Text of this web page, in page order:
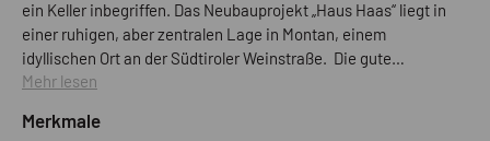
ein Keller inbegriffen. Das Neubauprojekt „Haus Haas“ liegt in
einer ruhigen, aber zentralen Lage in Montan, einem
idyllischen Ort an der Südtiroler Weinstraße. Die gute
Anbindung an Bozen und Auer garantiert Ihnen die Nähe zu
der Ruhe und Natur der Umgebung profitieren. Die Wohnung
Mehr lesen
Merkmale